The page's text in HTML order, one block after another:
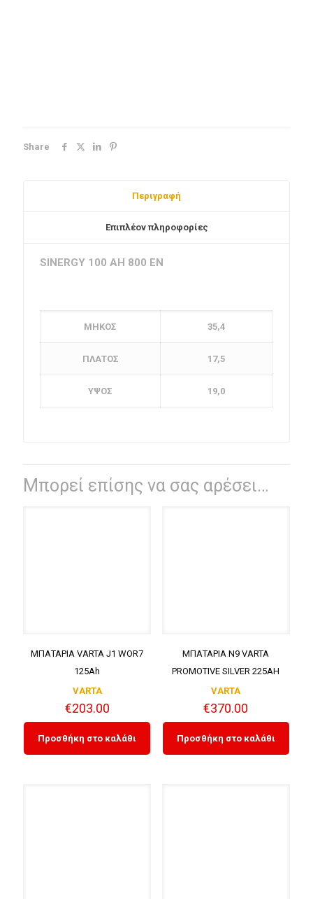
Share
Περιγραφή
Επιπλέον πληροφορίες
SINERGY 100 AH 800 EN
ΜΗΚΟΣ 35,4
ΠΛΑΤΟΣ 17,5
ΥΨΟΣ 19,0
Μπορεί επίσης να σας αρέσει…
ΜΠΑΤΑΡΙΑ VARTA J1 WOR7
125Ah
VARTA
€203.00
Προσθήκη στο καλάθι
ΜΠΑΤΑΡΙΑ N9 VARTA
PROMOTIVE SILVER 225AH
VARTA
€370.00
Προσθήκη στο καλάθι